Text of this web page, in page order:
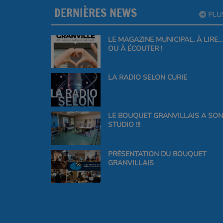
DERNIÈRES NEWS
LE MAGAZINE MUNICIPAL, À LIRE…
OU À ÉCOUTER !
LA RADIO SELON CURIE
LE BOUQUET GRANVILLAIS A SON
STUDIO !!!
PRÉSENTATION DU BOUQUET
GRANVILLAIS